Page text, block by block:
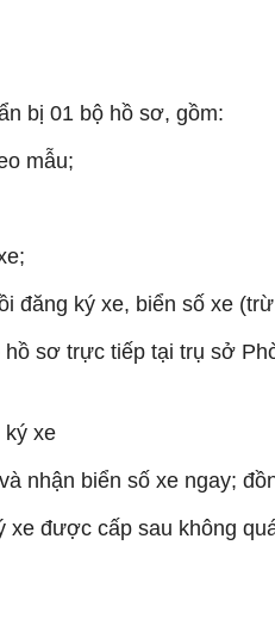
bị 01 bộ hồ sơ, gồm:
mẫu;
đăng ký xe, biển số xe
sơ trực tiếp tại trụ sở
ký xe
nhận biển số xe ngay;
xe được cấp sau không